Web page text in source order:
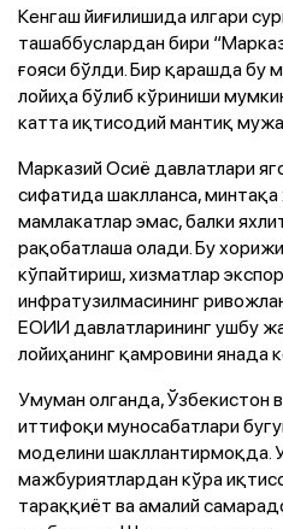
Кенгаш йиғилишида илгари
ташаббуслардан бири
ғояси бўлди. Бир қарашда бу
лойиҳа бўлиб кўриниши
катта иқтисодий мантиқ
Марказий Осиё давлатлари
сифатида шаклланса,
мамлакатлар эмас, балки
рақобатлаша олади. Бу
кўпайтириш, хизматлар
инфратузилмасининг
ЕОИИ давлатларининг ушбу
лойиҳанинг қамровини янада
Умуман олганда, Ўзбекистон
иттифоқи муносабатлари
моделини шакллантирмоқда.
мажбуриятлардан кўра
тараққиёт ва амалий